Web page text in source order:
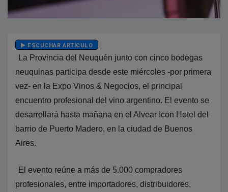
ESCUCHAR ARTÍCULO
La Provincia del Neuquén junto con cinco bodegas
neuquinas participa desde este miércoles -por primera
vez- en la Expo Vinos & Negocios, el principal
encuentro profesional del vino argentino. El evento se
desarrollará hasta mañana en el Alvear Icon Hotel del
barrio de Puerto Madero, en la ciudad de Buenos
Aires.
El evento reúne a más de 5.000 compradores
profesionales, entre importadores, distribuidores,